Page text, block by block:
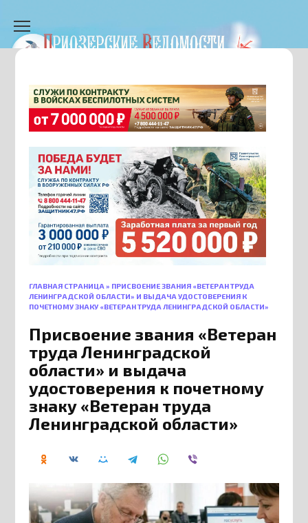
содержанию
ГЛАВНАЯ СТРАНИЦА » ПРИСВОЕНИЕ ЗВАНИЯ «ВЕТЕРАН ТРУДА
ЛЕНИНГРАДСКОЙ ОБЛАСТИ» И ВЫДАЧА УДОСТОВЕРЕНИЯ К
ПОЧЕТНОМУ ЗНАКУ «ВЕТЕРАН ТРУДА ЛЕНИНГРАДСКОЙ ОБЛАСТИ»
Присвоение звания «Ветеран
труда Ленинградской
области» и выдача
удостоверения к почетному
знаку «Ветеран труда
Ленинградской области»